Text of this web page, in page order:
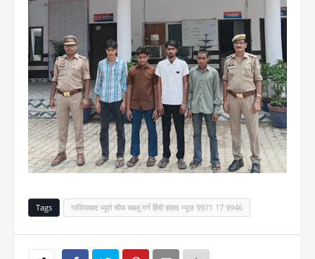
Tags गाजियाबाद ब्यूरो चीफ बबलू गर्ग हिंदी संवाद न्यूज़ 9971 17 9946